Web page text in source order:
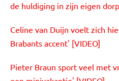
de huldiging in zijn eigen
Celine van Duijn voelt zich
Brabants accent' [VIDEO]
Pieter Braun sport veel met